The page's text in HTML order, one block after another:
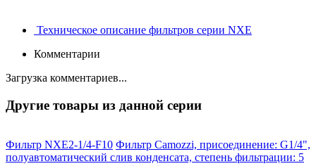
Техническое описание фильтров серии NXE
Комментарии
Загрузка комментариев...
Другие товары из данной серии
Фильтр NXE2-1/4-F10 Фильтр Camozzi, присоединение: G1/4",
полуавтоматический слив конденсата, степень фильтрации: 5